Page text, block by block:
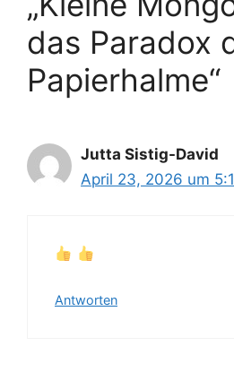
das Paradox
Papierhalme“
Jutta Sistig-David
April 23, 2026 um
Antworten